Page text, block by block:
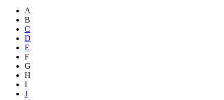
A
B
C
D
E
F
G
H
I
J